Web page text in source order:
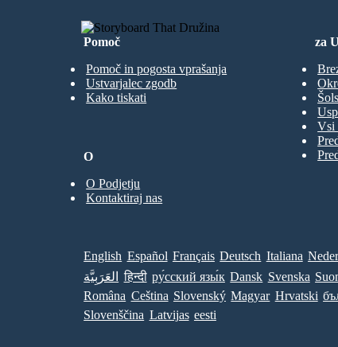
Pomoč
Pomoč in pogosta vprašanja
Ustvarjalec zgodb
Kako tiskati
za
Vsi
O
O Podjetju
Kontaktiraj nas
English Español Français Deutsch Italiana
العَرَبِيَّة
हिन्दी ру́сский язы́к Dansk Svenska
Româna Ceština Slovenský Magyar Hrvatski
Slovenščina Latvijas eesti